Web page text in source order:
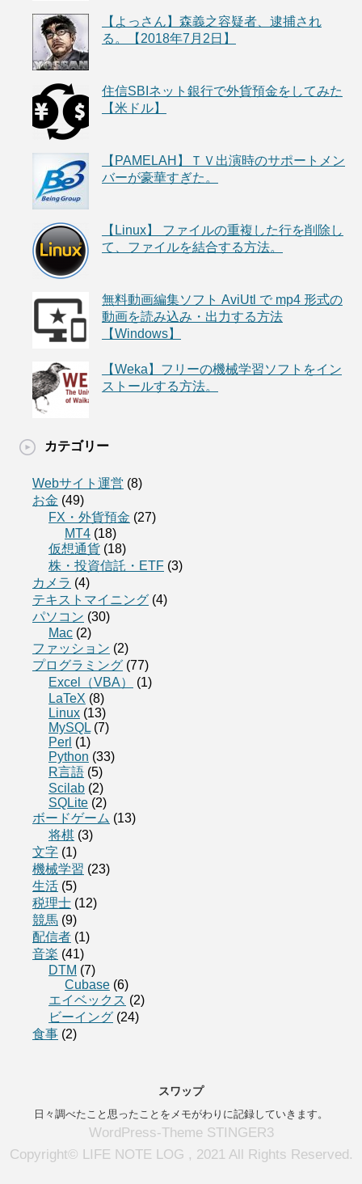
【よっさん】森義之容疑者、逮捕され
る。【2018年7月2日】
住信SBIネット銀行で外貨預金をしてみた
【米ドル】
【PAMELAH】ＴＶ出演時のサポートメン
バーが豪華すぎた。
【Linux】 ファイルの重複した行を削除し
て、ファイルを結合する方法。
無料動画編集ソフト AviUtl で mp4 形式の
動画を読み込み・出力する方法
【Windows】
【Weka】フリーの機械学習ソフトをイン
ストールする方法。
カテゴリー
Webサイト運営 (8)
お金 (49)
FX・外貨預金 (27)
MT4 (18)
仮想通貨 (18)
株・投資信託・ETF (3)
カメラ (4)
テキストマイニング (4)
パソコン (30)
Mac (2)
ファッション (2)
プログラミング (77)
Excel（VBA）
(1)
LaTeX (8)
Linux (13)
MySQL (7)
Perl (1)
Python (33)
R言語 (5)
Scilab (2)
SQLite (2)
ボードゲーム (13)
将棋 (3)
文字 (1)
機械学習 (23)
生活 (5)
税理士 (12)
競馬 (9)
配信者 (1)
音楽 (41)
DTM (7)
Cubase (6)
エイベックス (2)
ビーイング (24)
食事 (2)
スワップ
日々調べたこと思ったことをメモがわりに記録していきます。
WordPress-Theme STINGER3
Copyright© LIFE NOTE LOG , 2021 All Rights Reserved.